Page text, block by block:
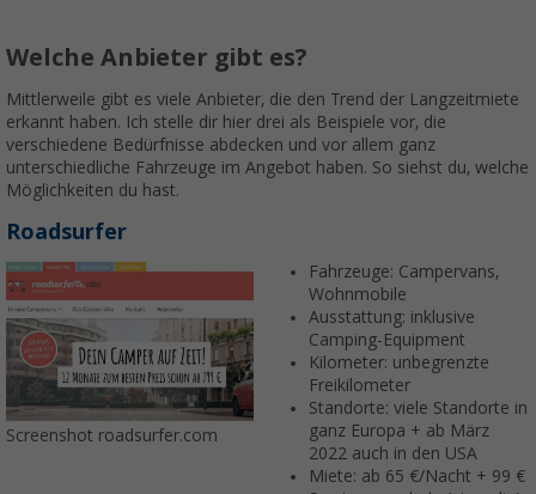
Welche Anbieter gibt es?
Mittlerweile gibt es viele Anbieter, die den Trend der Langzeitmiete
erkannt haben. Ich stelle dir hier drei als Beispiele vor, die
verschiedene Bedürfnisse abdecken und vor allem ganz
unterschiedliche Fahrzeuge im Angebot haben. So siehst du, welche
Möglichkeiten du hast.
Roadsurfer
Screenshot roadsurfer.com
Fahrzeuge: Campervans,
Wohnmobile
Ausstattung: inklusive
Camping-Equipment
Kilometer: unbegrenzte
Freikilometer
Standorte: viele Standorte in
ganz Europa + ab März
2022 auch in den USA
Miete: ab 65 €/Nacht + 99 €